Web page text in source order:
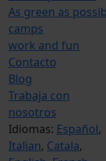
As green as
camps
work and fun
Contacto
Blog
Trabaja con
nosotros
Idiomas: Español,
Italian, Catala,